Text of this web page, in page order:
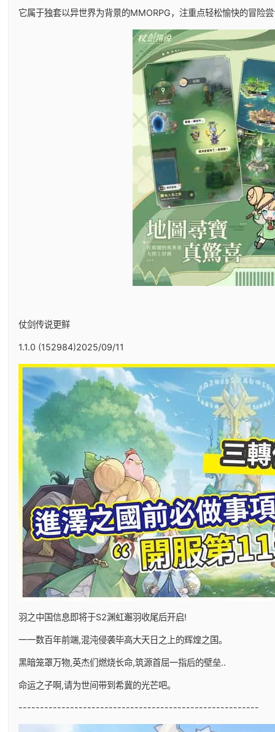
它属于独套以异世界为背景的MMORPG，注重点轻松愉快的冒险
仗剑传说更鲜
1.1.0 (152984)2025/09/11
羽之中国信息即将于S2渊虹邂羽收尾后开启!
一一数百年前端,混沌侵袭毕高大天日之上的辉煌之国。
黑暗笼罩万物,英杰们燃烧长命,筑源首屈一指后的壁垒..
命运之子啊,请为世间带到希冀的光芒吧。
--------------------------------------------------------